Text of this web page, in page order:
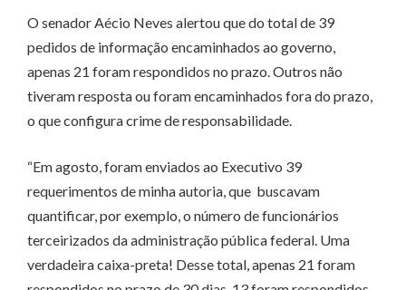
O senador Aécio Neves alertou que do total de 39
pedidos de informação encaminhados ao governo,
apenas 21 foram respondidos no prazo. Outros não
tiveram resposta ou foram encaminhados fora do prazo,
o que configura crime de responsabilidade.
“Em agosto, foram enviados ao Executivo 39
requerimentos de minha autoria, que buscavam
quantificar, por exemplo, o número de funcionários
terceirizados da administração pública federal. Uma
verdadeira caixa-preta! Desse total, apenas 21 foram